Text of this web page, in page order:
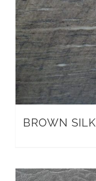
BROWN SILK